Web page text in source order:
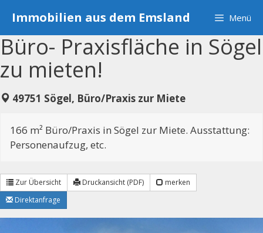
Inhalt
springen
Immobilien aus dem Emsland Menü
Büro- Praxisfläche in Sögel
zu mieten!
49751 Sögel, Büro/Praxis zur Miete
166 m² Büro/Praxis in Sögel zur Miete. Ausstattung:
Personenaufzug, etc.
Zur Übersicht Druckansicht (PDF)
merken
Direktanfrage